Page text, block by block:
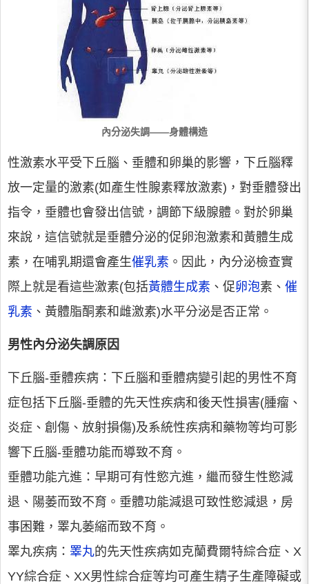
內分泌失調——身體構造
性激素水平受下丘腦、垂體和卵巢的影響，下丘腦釋
放一定量的激素(如產生性腺素釋放激素)，對垂體發出
指令，垂體也會發出信號，調節下級腺體。對於卵巢
來說，這信號就是垂體分泌的促卵泡激素和黃體生成
素，在哺乳期還會產生催乳素 。因此，內分泌檢查實
際上就是看這些激素(包括黃體生成素 、促卵泡素、 催
乳素 、黃體脂酮素和雌激素)水平分泌是否正常。
男性內分泌失調原因
下丘腦-垂體疾病：下丘腦和垂體病變引起的男性不育
症包括下丘腦-垂體的先天性疾病和後天性損害(腫瘤、
炎症、創傷、放射損傷)及系統性疾病和藥物等均可影
響下丘腦-垂體功能而導致不育。
垂體功能亢進：早期可有性慾亢進，繼而發生性慾減
退、陽萎而致不育。垂體功能減退可致性慾減退，房
事困難，睪丸萎縮而致不育。
睪丸疾病： 睪丸的先天性疾病如克蘭費爾特綜合症、X
YY綜合症、XX男性綜合症等均可產生精子生產障礙或